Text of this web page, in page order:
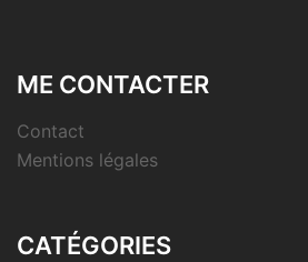
ME CONTACTER
Contact
Mentions légales
CATÉGORIES